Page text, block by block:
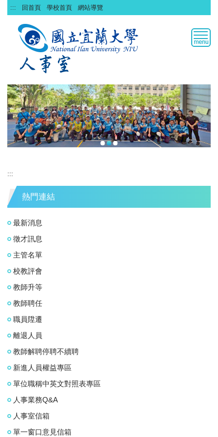
跳
到
::: 回首頁 學校首頁 網站導覽
:::
熱門連結
最新消息
徵才訊息
主管名單
校教評會
教師升等
教師聘任
職員陞遷
離退人員
教師解聘停聘不續聘
新進人員權益專區
單位職稱中英文對照表專區
人事業務Q&A
人事室信箱
單一窗口意見信箱